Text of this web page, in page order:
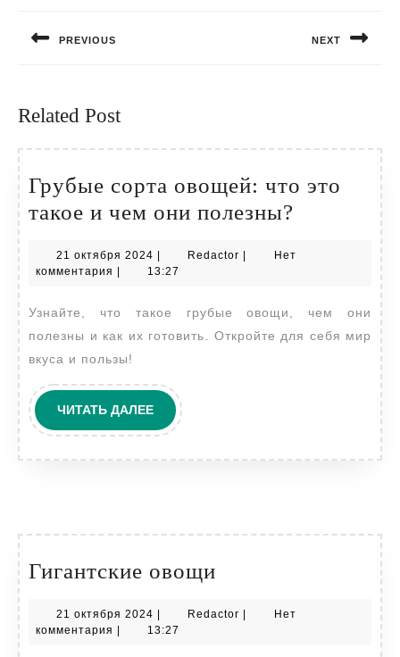
записям
PREVIOUS NEXT
Related Post
Грубые сорта овощей: что это
такое и чем они полезны?
овощей:
это
такое
полезны?
21 октября 2024 21
октября
Redactor Redactor
Нет
комментария
13:27
Узнайте, что такое грубые овощи, чем они
полезны и как их готовить. Откройте для себя мир
вкуса и пользы!
ЧИТАТЬ ДАЛЕЕЧИТАТЬ
ДАЛЕЕ
Гигантские овощи
21 октября 2024 21
октября
| Redactor Redactor
|
Нет
комментария | 13:27